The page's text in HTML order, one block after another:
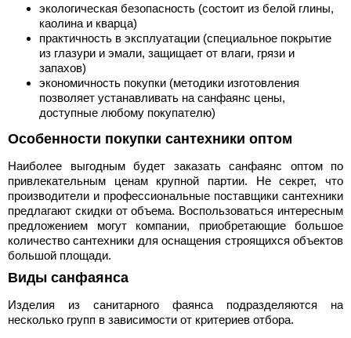
экологическая безопасность (состоит из белой глины,
каолина и кварца)
практичность в эксплуатации (специальное покрытие
из глазури и эмали, защищает от влаги, грязи и
запахов)
экономичность покупки (методики изготовления
позволяет устанавливать на санфаянс цены,
доступные любому покупателю)
Особенности покупки сантехники оптом
Наиболее выгодным будет заказать санфаянс оптом по
привлекательным ценам крупной партии. Не секрет, что
производители и профессиональные поставщики сантехники
предлагают скидки от объема. Воспользоваться интересным
предложением могут компании, приобретающие большое
количество сантехники для оснащения строящихся объектов
большой площади.
Виды санфаянса
Изделия из санитарного фаянса подразделяются на
несколько групп в зависимости от критериев отбора.